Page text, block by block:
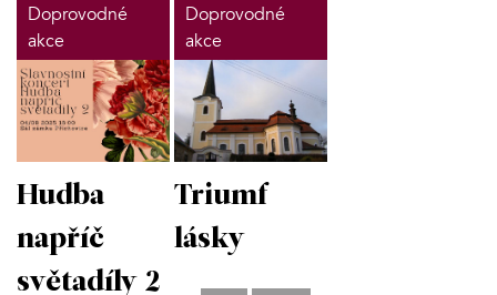
Doprovodné
akce
Hudba
napříč
světadíly 2
Doprovodné
akce
Triumf
lásky